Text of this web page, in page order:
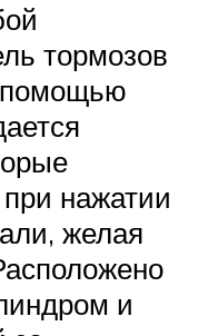
тормозов
помощью
нажатии
желая
и